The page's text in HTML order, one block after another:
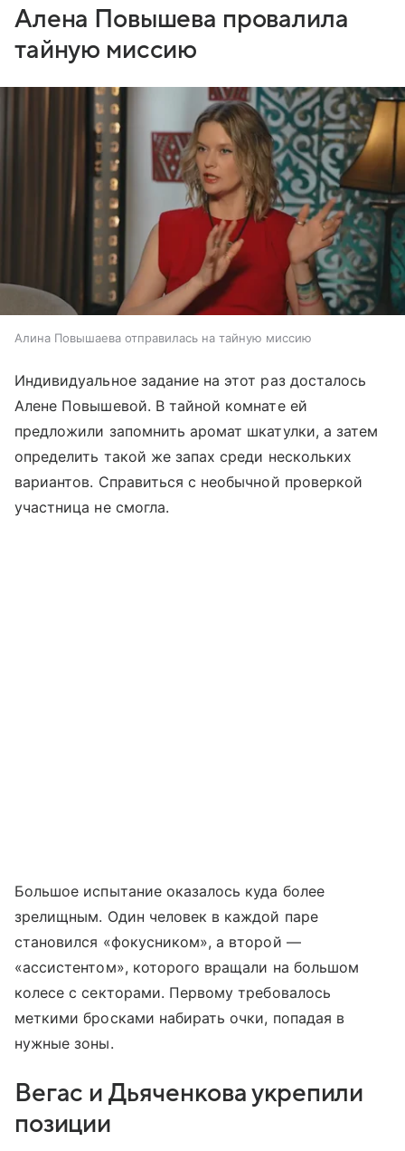
Алена Повышева провалила
тайную миссию
Алина Повышаева отправилась на тайную миссию
Индивидуальное задание на этот раз досталось
Алене Повышевой. В тайной комнате ей
предложили запомнить аромат шкатулки, а затем
определить такой же запах среди нескольких
вариантов. Справиться с необычной проверкой
участница не смогла.
Большое испытание оказалось куда более
зрелищным. Один человек в каждой паре
становился «фокусником», а второй —
«ассистентом», которого вращали на большом
колесе с секторами. Первому требовалось
меткими бросками набирать очки, попадая в
нужные зоны.
Вегас и Дьяченкова укрепили
позиции